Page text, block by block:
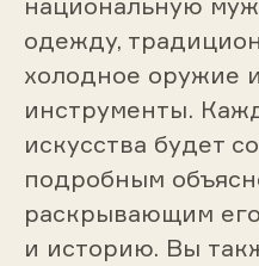
одежду,
холодное оружие
инструменты.
искусства будет
подробным
раскрывающим
и историю. Вы